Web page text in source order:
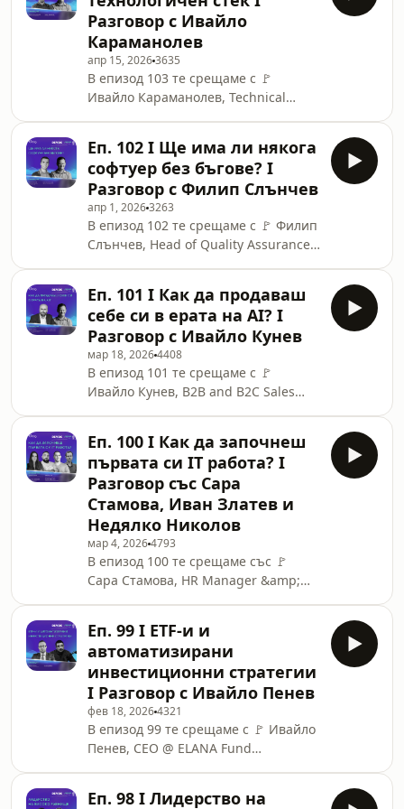
Manager в SAP Taulia и капитан в
Talk Club.Заедно с Георги
Караманев, Creator @ Дигитални
истории, разговарят за това 👉 как
да различаваме кога се
самосаботираме и защо го
правим.00:00 - Интро и представяне
на темата02:09 - Какво е самосабота
Разговор с Ивайло
Караманолев
апр 15, 20263635
В епизод 103 те срещаме с 🚩
Ивайло Караманолев, Technical
истории, разговарят за 👉 избора на
технологичен стек и значението му
в бъдещето на една компания.00:00
- Интро03:14 - Първият сблъсък с
програмирането на госта ни05:26 -
Парадоксът на избора при
технологиите08:31 - Тясна
специализация или широки
познания?14:52 - Как се избира
Еп. 102 I Ще има ли някога
софтуер без бъгове? I
Разговор с Филип Слънчев
апр 1, 20263263
В епизод 102 те срещаме с 🚩 Филип
Слънчев, Head of Quality Assurance
истории, разговарят за това 👉 дали
някога изобщо ще има софтуер без
бъгове и защо качеството е важно
още в самото начало. 00:00 - Интро
и представяне на темата02:24 - От
програмист до ръководител на QA
отдел05:57 - Как целият екип да
мисли за качеството?09:33 - Це
Еп. 101 I Как да продаваш
себе си в ерата на AI? I
Разговор с Ивайло Кунев
мар 18, 20264408
В епизод 101 те срещаме с 🚩
Ивайло Кунев, B2B and B2C Sales
Hands.Заедно с Георги Караманев,
Creator @ Дигитални истории,
разговарят за това 👉 как да
продаваме уменията и
квалификацията си като
професионалисти, но и какви са
най-честите мениджърски грешки.
00:00 - Интро и представяне на
темата02:04 - Кой е гостът ни в този
Еп. 100 I Как да започнеш
първата си IT работа? I
Разговор със Сара
Стамова, Иван Златев и
Недялко Николов
мар 4, 20264793
В епизод 100 те срещаме със 🚩
Сара Стамова, HR Manager &amp;
Иван Златев, Software Team Lead /
Technical Product Manager @
Compact Smart Solutions.Заедно с
Ивайло Атанасов, софтуерен
инженер и ултрамаратонец,
разговарят за това 👉 как да
направиш първите си стъпки в IT
кариерата и как AI променя ролята
на джуниър позициите.00:00
Еп. 99 I ETF-и и
автоматизирани
инвестиционни стратегии
I Разговор с Ивайло Пенев
фев 18, 20264321
В епизод 99 те срещаме с 🚩 Ивайло
Пенев, CEO @ ELANA Fund
и автор в секцията Digest на DEV.BG,
Еп. 98 I Лидерство на